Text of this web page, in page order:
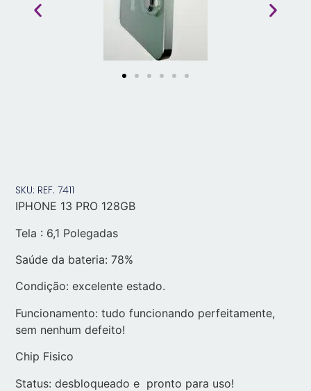
SKU: REF. 7411
IPHONE 13 PRO 128GB
Tela : 6,1 Polegadas
Saúde da bateria: 78%
Condição: excelente estado.
Funcionamento: tudo funcionando perfeitamente,
sem nenhum defeito!
Chip Fisico
Status: desbloqueado e pronto para uso!